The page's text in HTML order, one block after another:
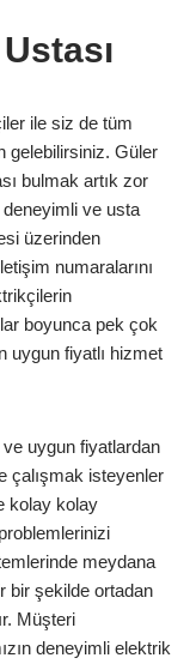
ile siz de tüm
gelebilirsiniz. Güler
bulmak artık zor
deneyimli ve usta
üzerinden
numaralarını
boyunca pek çok
uygun fiyatlı hizmet
ve uygun fiyatlardan
çalışmak isteyenler
kolay kolay
meydana
bir şekilde ortadan
Müşteri
deneyimli elektrik